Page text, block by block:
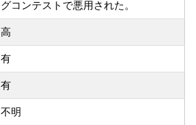
グコンテストで悪用された。
高
有
有
不明